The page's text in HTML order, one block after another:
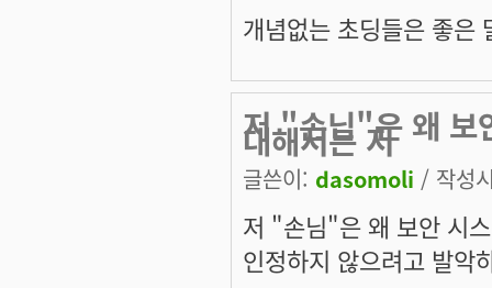
개념없는 초딩들은 좋은
저 "손님"은 왜 보
대해서는 저
글쓴이: dasomoli / 작성
저 "손님"은 왜 보안 시
인정하지 않으려고 발악